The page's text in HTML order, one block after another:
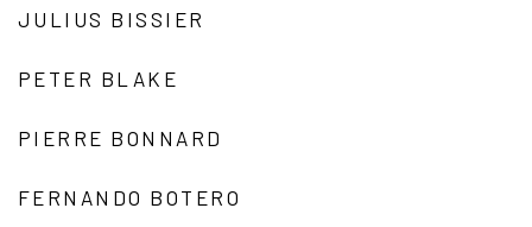
JULIUS BISSIER
PETER BLAKE
PIERRE BONNARD
FERNANDO BOTERO